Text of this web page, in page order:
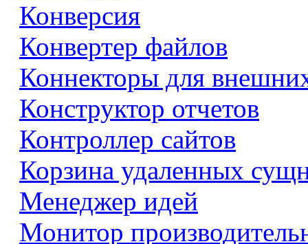
Конверсия
Конвертер файлов
Коннекторы для
Конструктор отчетов
Контроллер сайтов
Корзина удаленных
Менеджер идей
Монитор